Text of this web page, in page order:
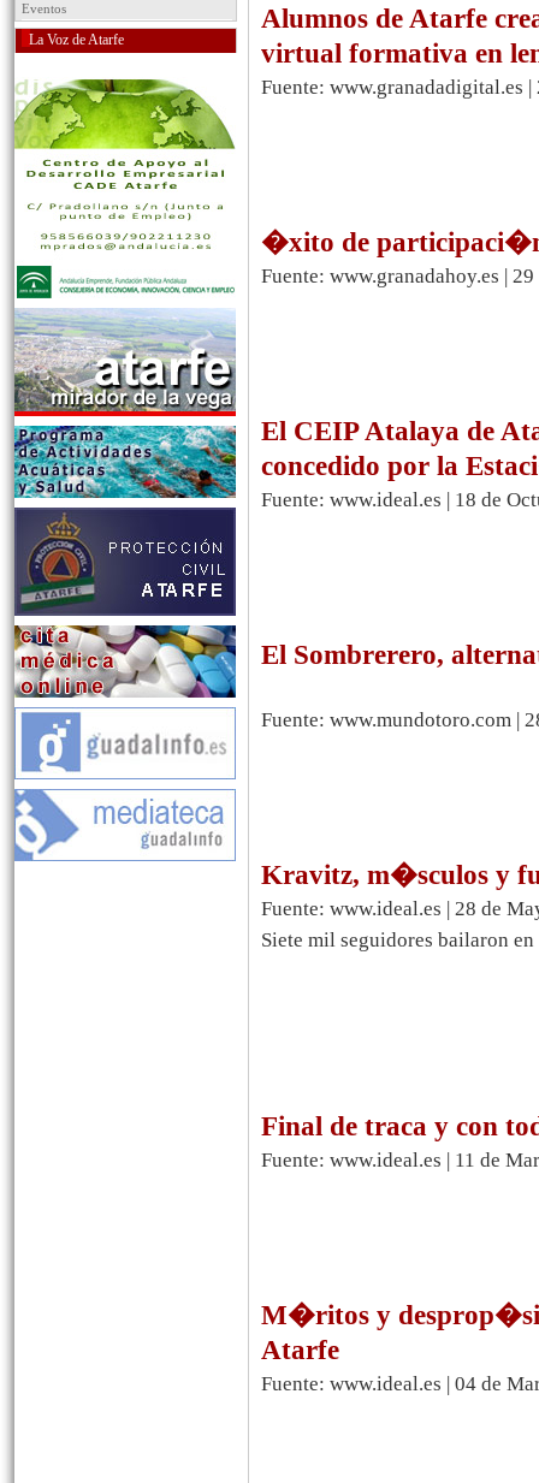
Eventos
La Voz de Atarfe
Alumnos de Atarfe
virtual formativa en
Fuente: www.granadadigital.es
�xito de
Fuente: www.granadahoy.es |
El CEIP Atalaya de
concedido por la
Fuente: www.ideal.es | 18 de
El Sombrerero,
Fuente: www.mundotoro.com |
Kravitz, m�sculos y
Fuente: www.ideal.es | 28 de
Siete mil seguidores bailaron
Final de traca y con
Fuente: www.ideal.es | 11 de
M�ritos y
Atarfe
Fuente: www.ideal.es | 04 de